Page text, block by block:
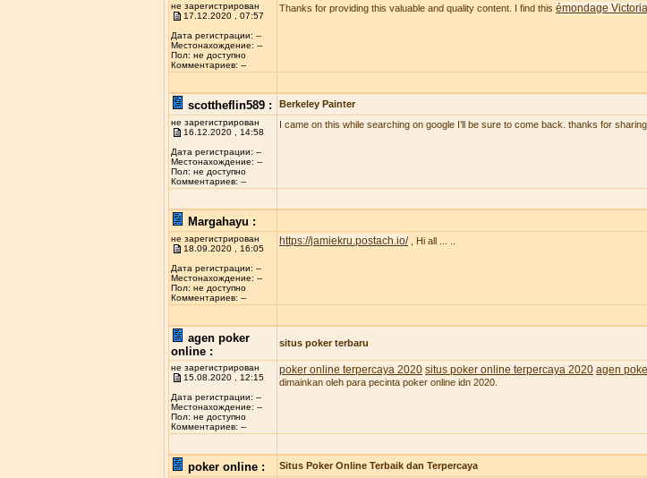
не зарегистрирован
17.12.2020 , 07:57
Дата регистрации: --
Местонахождение: --
Пол: не доступно
Комментариев: --
Thanks for providing this valuable and quality content. I find this émondage
scottheflin589 : Berkeley Painter
не зарегистрирован
16.12.2020 , 14:58
Дата регистрации: --
Местонахождение: --
Пол: не доступно
Комментариев: --
I came on this while searching on google I’ll be sure to come back. thanks for sharing.
Margahayu :
не зарегистрирован
18.09.2020 , 16:05
Дата регистрации: --
Местонахождение: --
Пол: не доступно
Комментариев: --
https://jamiekru.postach.io/, Hi all ... ..
agen poker
online :
situs poker terbaru
не зарегистрирован
15.08.2020 , 12:15
Дата регистрации: --
Местонахождение: --
Пол: не доступно
Комментариев: --
poker online terpercaya 2020 situs poker online terpercaya 2020 agen
dimainkan oleh para pecinta poker online idn 2020.
poker online : Situs Poker Online Terbaik dan Terpercaya